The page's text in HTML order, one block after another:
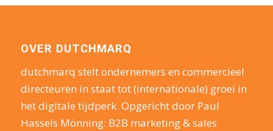
OVER DUTCHMARQ
dutchmarq stelt ondernemers en commercieel
directeuren in staat tot (internationale) groei in
het digitale tijdperk. Opgericht door Paul
Hassels Mönning: B2B marketing & sales